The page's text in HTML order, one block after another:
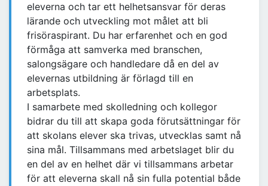
eleverna och tar ett helhetsansvar för deras
lärande och utveckling mot målet att bli
frisöraspirant. Du har erfarenhet och en god
förmåga att samverka med branschen,
salongsägare och handledare då en del av
elevernas utbildning är förlagd till en
arbetsplats.
I samarbete med skolledning och kollegor
bidrar du till att skapa goda förutsättningar för
att skolans elever ska trivas, utvecklas samt nå
sina mål. Tillsammans med arbetslaget blir du
en del av en helhet där vi tillsammans arbetar
för att eleverna skall nå sin fulla potential både